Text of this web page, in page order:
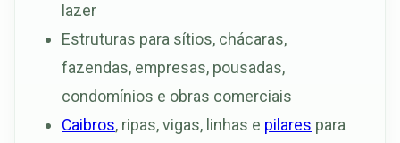
lazer
Estruturas para sítios, chácaras,
fazendas, empresas, pousadas,
condomínios e obras comerciais
Caibros, ripas, vigas, linhas e pilares para